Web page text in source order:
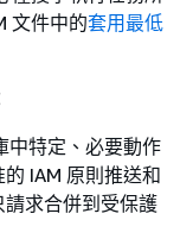
文件中的套用最低
中特定、必要動作
IAM 原則推送和
求合併到受保護